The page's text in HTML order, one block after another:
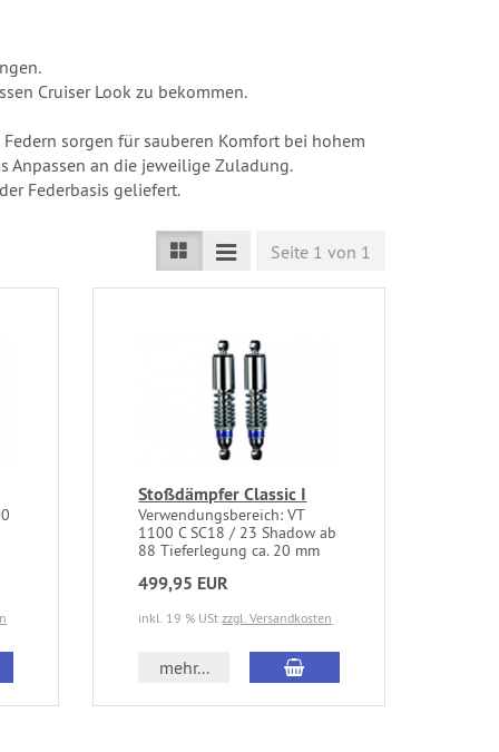
Cruiser Look zu bekommen.
sorgen für sauberen Komfort bei hohem
Anpassen an die jeweilige Zuladung.
Federbasis geliefert.
Seite 1 von 1
Stoßdämpfer Classic I
Verwendungsbereich: VT
1100 C SC18 / 23 Shadow ab
88 Tieferlegung ca. 20 mm
499,95 EUR
inkl. 19 % UStzzgl. Versandkosten
mehr...